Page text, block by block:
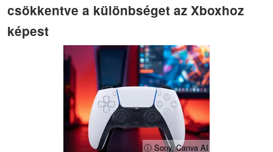
csökkentve a különbséget az Xboxhoz
képest
ⓘ Sony, Canva AI